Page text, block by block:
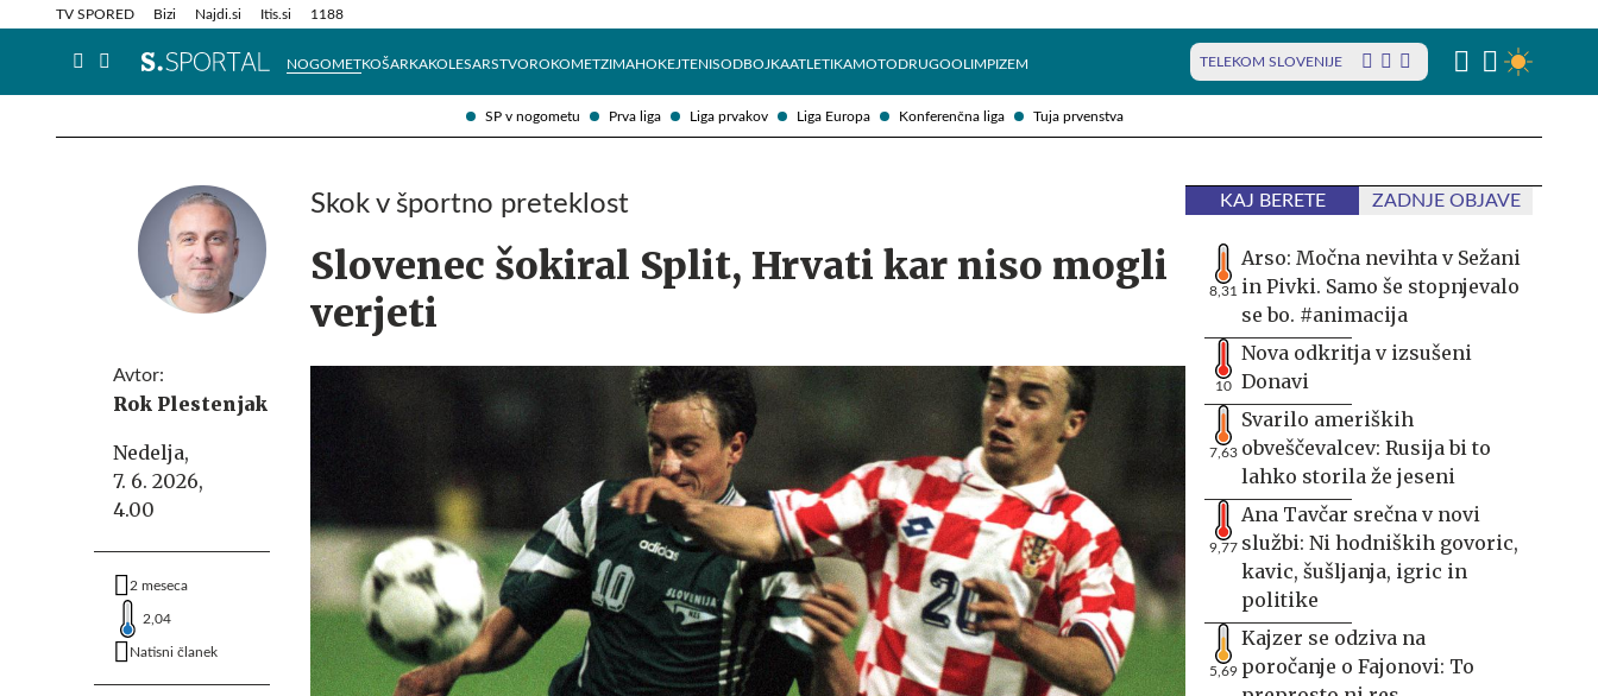
SP v nogometu Prva liga Liga prvakov Liga Europa Konferenčna liga Tuja prvenstva
TV SPORED Bizi Najdi.si Itis.si 1188
NOGOMETKOŠARKAKOLESARSTVOROKOMETZIMAHOKEJTENISODBOJKAATLETIKAMOTODRUGOOLIMPIZEM TELEKOM SLOVENIJE
Info in obvestila Tehnik
Avtor:
Rok Plestenjak
Nedelja,
7. 6. 2026,
4.00
2 meseca
2,04
Natisni članek
Skok v športno preteklost
Slovenec šokiral Split, Hrvati kar niso mogli
verjeti
KAJ BERETE ZADNJE OBJAVE
8,31
Arso: Močna nevihta v Sežani
in Pivki. Samo še stopnjevalo
se bo. #animacija
10
Nova odkritja v izsušeni
Donavi
7,63
Svarilo ameriških
obveščevalcev: Rusija bi to
lahko storila že jeseni
9,77
Ana Tavčar srečna v novi
službi: Ni hodniških govoric,
kavic, šušljanja, igric in
politike
5,69
Kajzer se odziva na
poročanje o Fajonovi: To